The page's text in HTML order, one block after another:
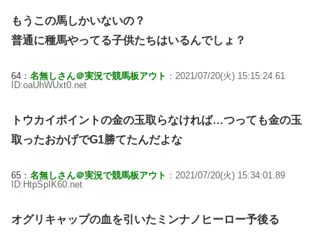
もうこの馬しかいないの？
普通に種馬やってる子供たちはいるんでしょ？
64： 名無しさん＠実況で競馬板アウト ：2021/07/20(火) 15:15:24.61
ID:oaUhWUxt0.net
トウカイポイントの金の玉取らなければ…つっても金の玉
取ったおかげでG1勝てたんだよな
65： 名無しさん＠実況で競馬板アウト ：2021/07/20(火) 15:34:01.89
ID:HtpSpIK60.net
オグリキャップの血を引いたミンナノヒーロー予後る